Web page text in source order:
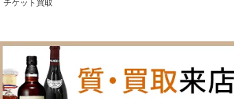
チケット買取